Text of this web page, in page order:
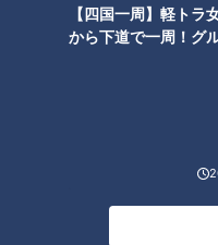
【四国一周】軽トラ
から下道で一周！グ
ェーから空輸の『生アト
ック）』は、一度も冷凍
えて赤字覚悟のひとかた